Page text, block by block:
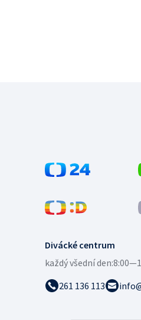
Divácké centrum
každý všední den:
261 136 113